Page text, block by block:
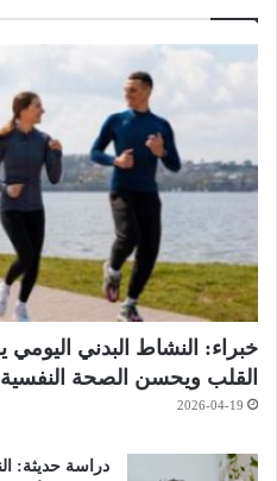
خبراء: النشاط البدني
القلب ويحسن الصحة النفسية
2026-04-19
دراسة حديثة: